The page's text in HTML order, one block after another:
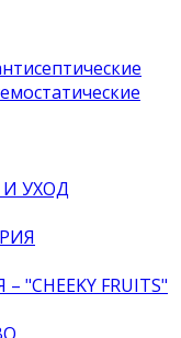
УХОД
FRUITS"